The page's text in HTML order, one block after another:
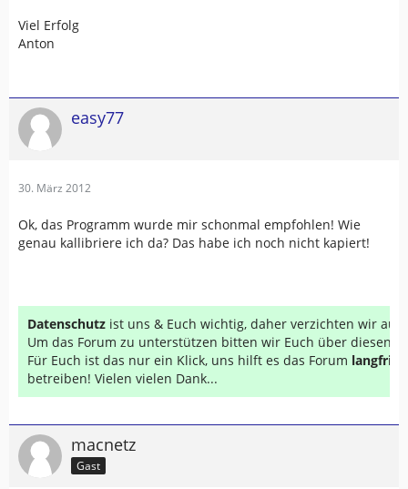
Viel Erfolg
Anton
easy77
30. März 2012
Ok, das Programm wurde mir schonmal empfohlen! Wie
genau kallibriere ich da? Das habe ich noch nicht kapiert!
Datenschutz ist uns & Euch wichtig, daher verzichten wir auf
Um das Forum zu unterstützen bitten wir Euch über diesen
Für Euch ist das nur ein Klick, uns hilft es das Forum
betreiben! Vielen vielen Dank...
macnetz
Gast